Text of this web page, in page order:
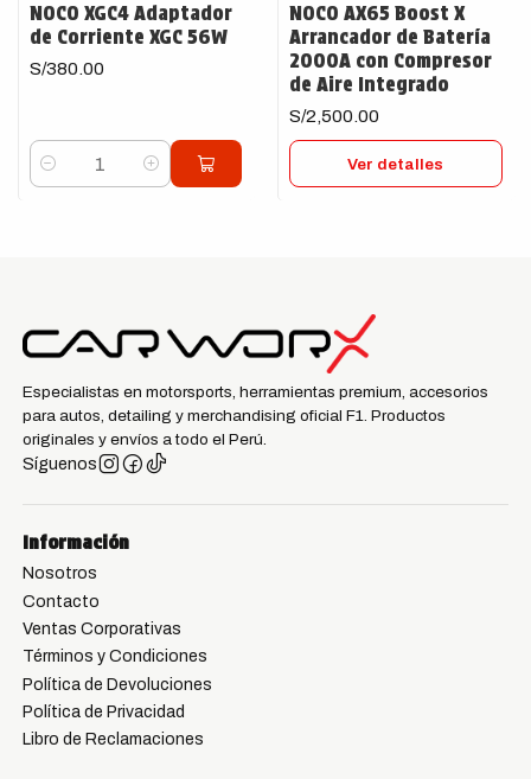
NOCO XGC4 Adaptador
de Corriente XGC 56W
S/380.00
Cantidad
NOCO AX65 Boost X
Arrancador de Batería
2000A con Compresor
de Aire Integrado
S/2,500.00
Ver detalles
Especialistas en motorsports, herramientas premium, accesorios
para autos, detailing y merchandising oficial F1. Productos
originales y envíos a todo el Perú.
Síguenos
Información
Nosotros
Contacto
Ventas Corporativas
Términos y Condiciones
Política de Devoluciones
Política de Privacidad
Libro de Reclamaciones